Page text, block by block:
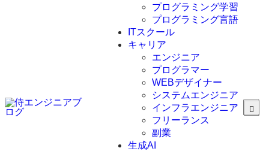
プログラミング学習
プログラミング言語
C言語
C#
VBA
Go言語
Kotlin
Java
JavaScript
ITスクール
キャリア
エンジニア
プログラマー
WEBデザイナー
システムエンジニア
インフラエンジニア
フリーランス
副業
生成AI